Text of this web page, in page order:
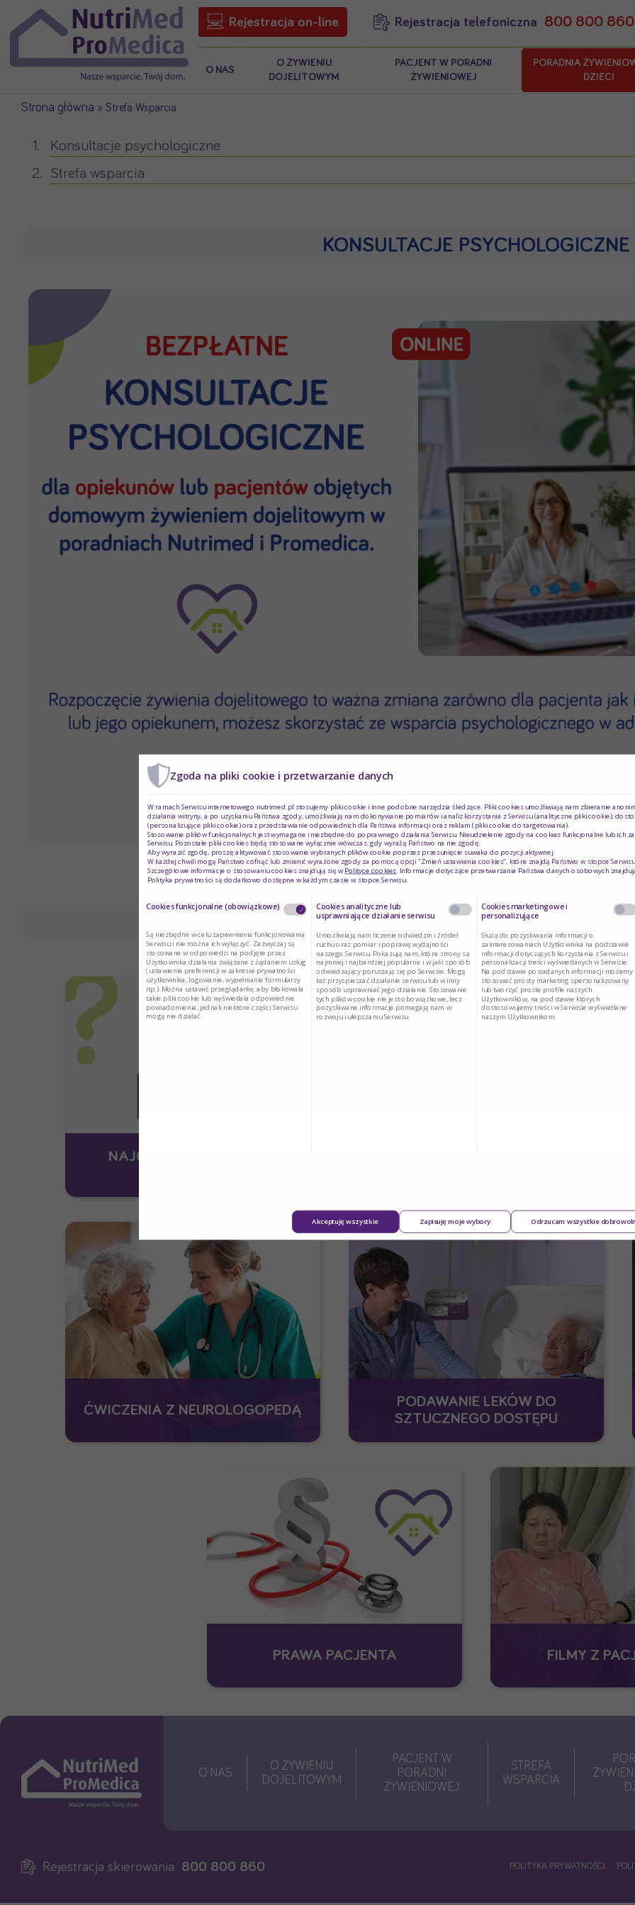
Rejestracja on-line Rejestracja telefoniczna 800 800 860
O NAS
O ŻYWIENIU
DOJELITOWYM
PACJENT W PORADNI
ŻYWIENIOWEJ
PORADNIA
DZIECI
Strona główna » Strefa Wsparcia
Konsultacje psychologiczne
Strefa wsparcia
KONSULTACJE PSYCHOLOGICZNE
STREFA WSPARCIA
NAJCZĘSTSZE PYTANIA I
ĆWICZENIA Z NEUROLOGOPEDĄ
PODAWANIE LEKÓW DO
SZTUCZNEGO DOSTĘPU
PRAWA PACJENTA FILMY Z
O NAS
O ŻYWIENIU
DOJELITOWYM
PACJENT W
PORADNI
ŻYWIENIOWEJ
STREFA
WSPARCIA
Rejestracja skierowania 800 800 860 POLITYKA PRYWATNOŚCI
Zgoda na pliki cookie i przetwarzanie danych
W ramach Serwisu internetowego nutrimed.pl stosujemy pliki cookie i inne podobne narzędzia śledzące. Pliki cookies umożliwiają nam zbieranie
działania witryny, a po uzyskaniu Państwa zgody, umożliwiają nam dokonywanie pomiarów i analiz korzystania z Serwisu (analityczne pliki cookie),
(personalizujące pliki cookie) oraz przedstawianie odpowiednich dla Państwa informacji oraz reklam (pliki cookie do targetowania).
Stosowanie plików funkcjonalnych jest wymagane i niezbędne do poprawnego działania Serwisu. Nieudzielenie zgody na cookies funkcjonalne lub ich
Serwisu. Pozostałe pliki cookies będą stosowane wyłącznie wówczas, gdy wyrażą Państwo na nie zgodę.
Aby wyrazić zgodę, proszę aktywować stosowanie wybranych plików cookie poprzez przesunięcie suwaka do pozycji aktywnej.
W każdej chwili mogą Państwo cofnąć lub zmienić wyrażone zgody za pomocą opcji "Zmień ustawienia cookies", które znajdą Państwo w stopce
Szczegółowe informacje o stosowaniu cookies znajdują się wPolityce cookies. Informacje dotyczące przetwarzania Państwa danych osobowych
Polityka prywatności są dodatkowo dostępne w każdym czasie w stopce Serwisu.
Cookies funkcjonalne (obowiązkowe)
Są niezbędne w celu zapewnienia funkcjonowania
Serwisu i nie można ich wyłączyć. Zazwyczaj są
stosowane w odpowiedzi na podjęte przez
Użytkownika działania związane z żądaniem usług
(ustawienie preferencji w zakresie prywatności
użytkownika, logowanie, wypełnianie formularzy
itp.). Można ustawić przeglądarkę, aby blokowała
takie pliki cookie lub wyświetlała odpowiednie
powiadomienia, jednak niektóre części Serwisu
mogą nie działać.
Cookies analityczne lub
usprawniające działanie serwisu
Umożliwiają nam liczenie odwiedzin i źródeł
ruchu oraz pomiar i poprawę wydajności
naszego Serwisu. Pokazują nam, które strony są
najmniej i najbardziej popularne i w jaki sposób
odwiedzający poruszają się po Serwisie. Mogą
też przyspieszać działanie serwisu lub w inny
sposób usprawniać jego działanie. Stosowanie
tych plików cookie nie jest obowiązkowe, lecz
pozyskiwane informacje pomagają nam w
rozwoju i ulepszaniu Serwisu.
Cookies marketingowe i
personalizujące
Służą do pozyskiwania informacji o
zainteresowaniach Użytkownika na podstawie
informacji dotyczących korzystania z Serwisu i
personalizacji treści wyświetlanych w Serwisie.
Na podstawie posiadanych informacji możemy
stosować prosty marketing spersonalizowany
lub tworzyć proste profile naszych
Użytkowników, na podstawie których
dostosowujemy treści w Serwisie wyświetlane
naszym Użytkownikom.
Akceptuję wszystkie Zapisuję moje wybory Odrzucam wszystkie